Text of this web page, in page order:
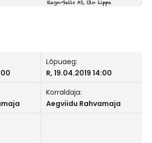
Lõpuaeg:
R, 19.04.2019 14:00
Korraldaja:
Aegviidu Rahvamaja